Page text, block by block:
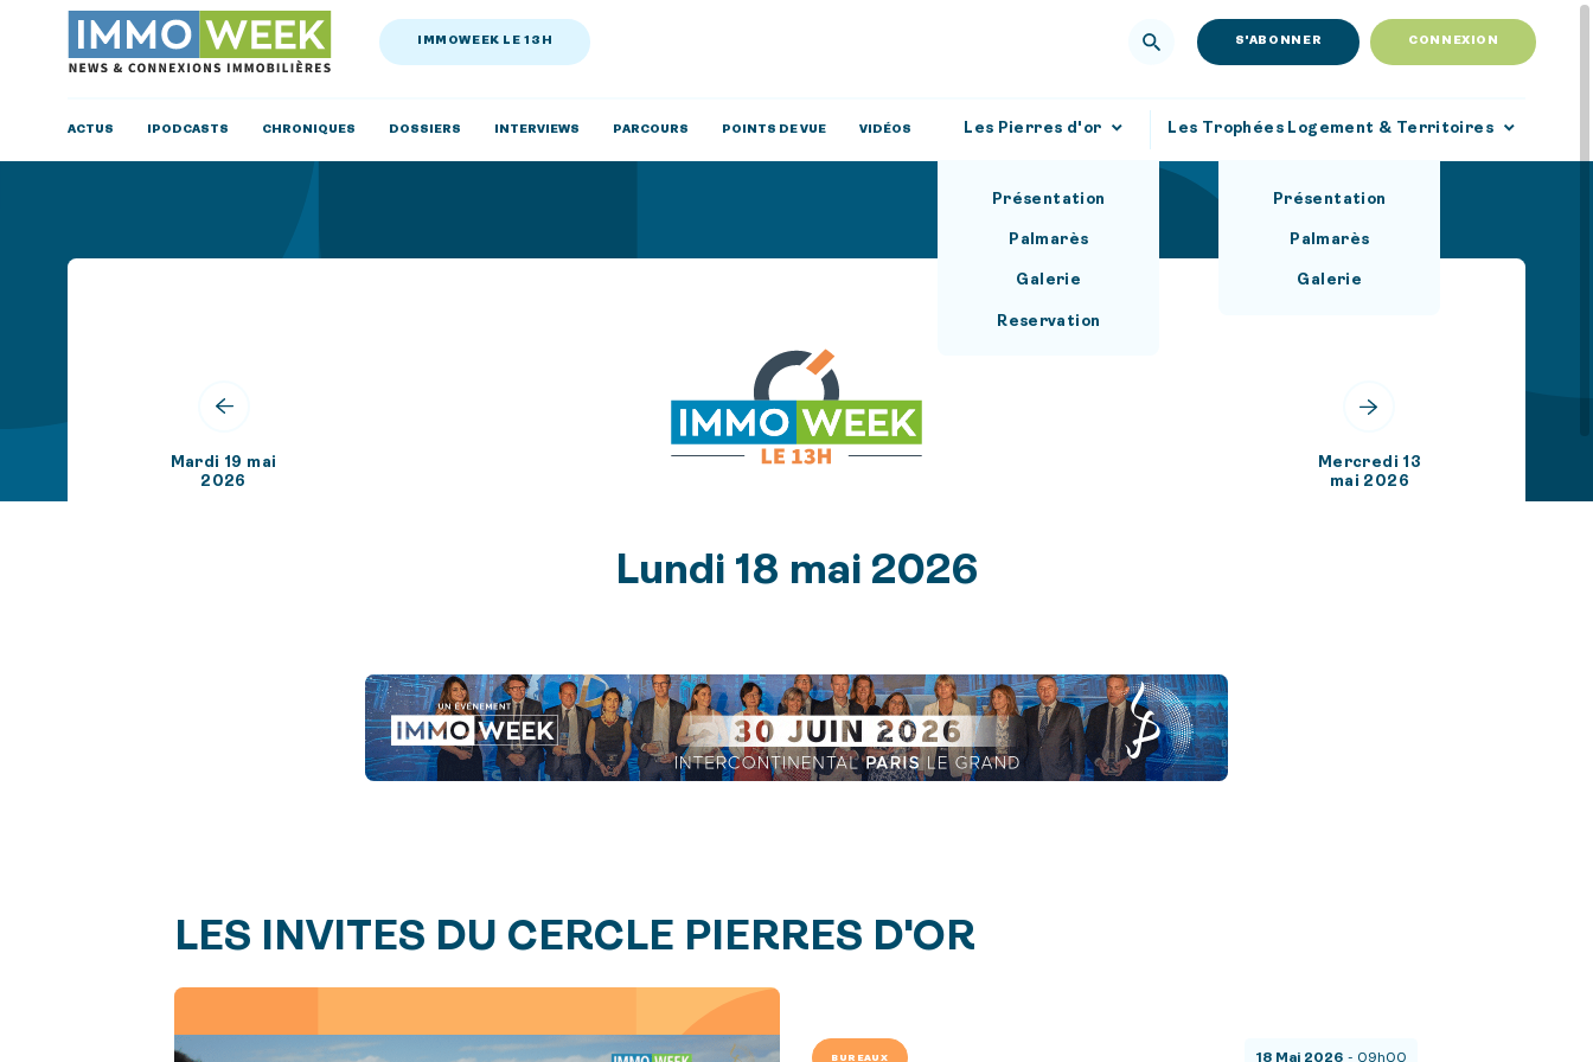
IMMOWEEK LE 13H S'ABONNER CONNEXION
ACTUS IPODCASTS CHRONIQUES DOSSIERS INTERVIEWS PARCOURS POINTS DE VUE VIDÉOS Les Pierres d'or
Présentation
Palmarès
Galerie
Reservation
Les Trophées Logement & Territoires
Présentation
Palmarès
Galerie
Mardi 19 mai
2026
Mercredi 13
mai 2026
Lundi 18 mai 2026
LES INVITES DU CERCLE PIERRES D'OR
BUREAUX 18 Mai 2026 - 09h00